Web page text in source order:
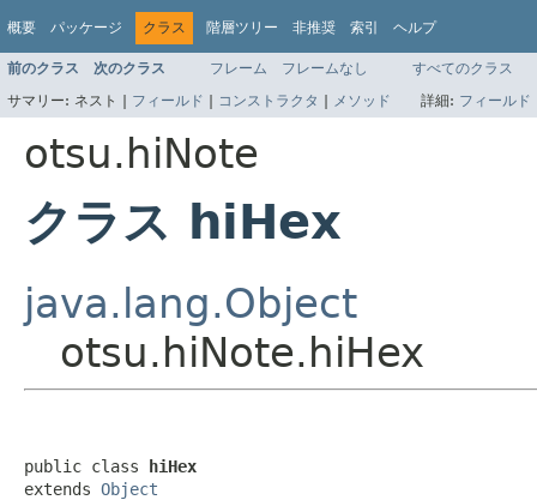
概要 パッケージ クラス 階層ツリー 非推奨 索引 ヘルプ
前のクラス 次のクラス フレーム フレームなし
すべてのクラス
サマリー: ネスト | フィールド | コンストラクタ | メソッド 詳細: フィールド
otsu.hiNote
クラス hiHex
java.lang.Object
otsu.hiNote.hiHex
public class hiHex
extends Object